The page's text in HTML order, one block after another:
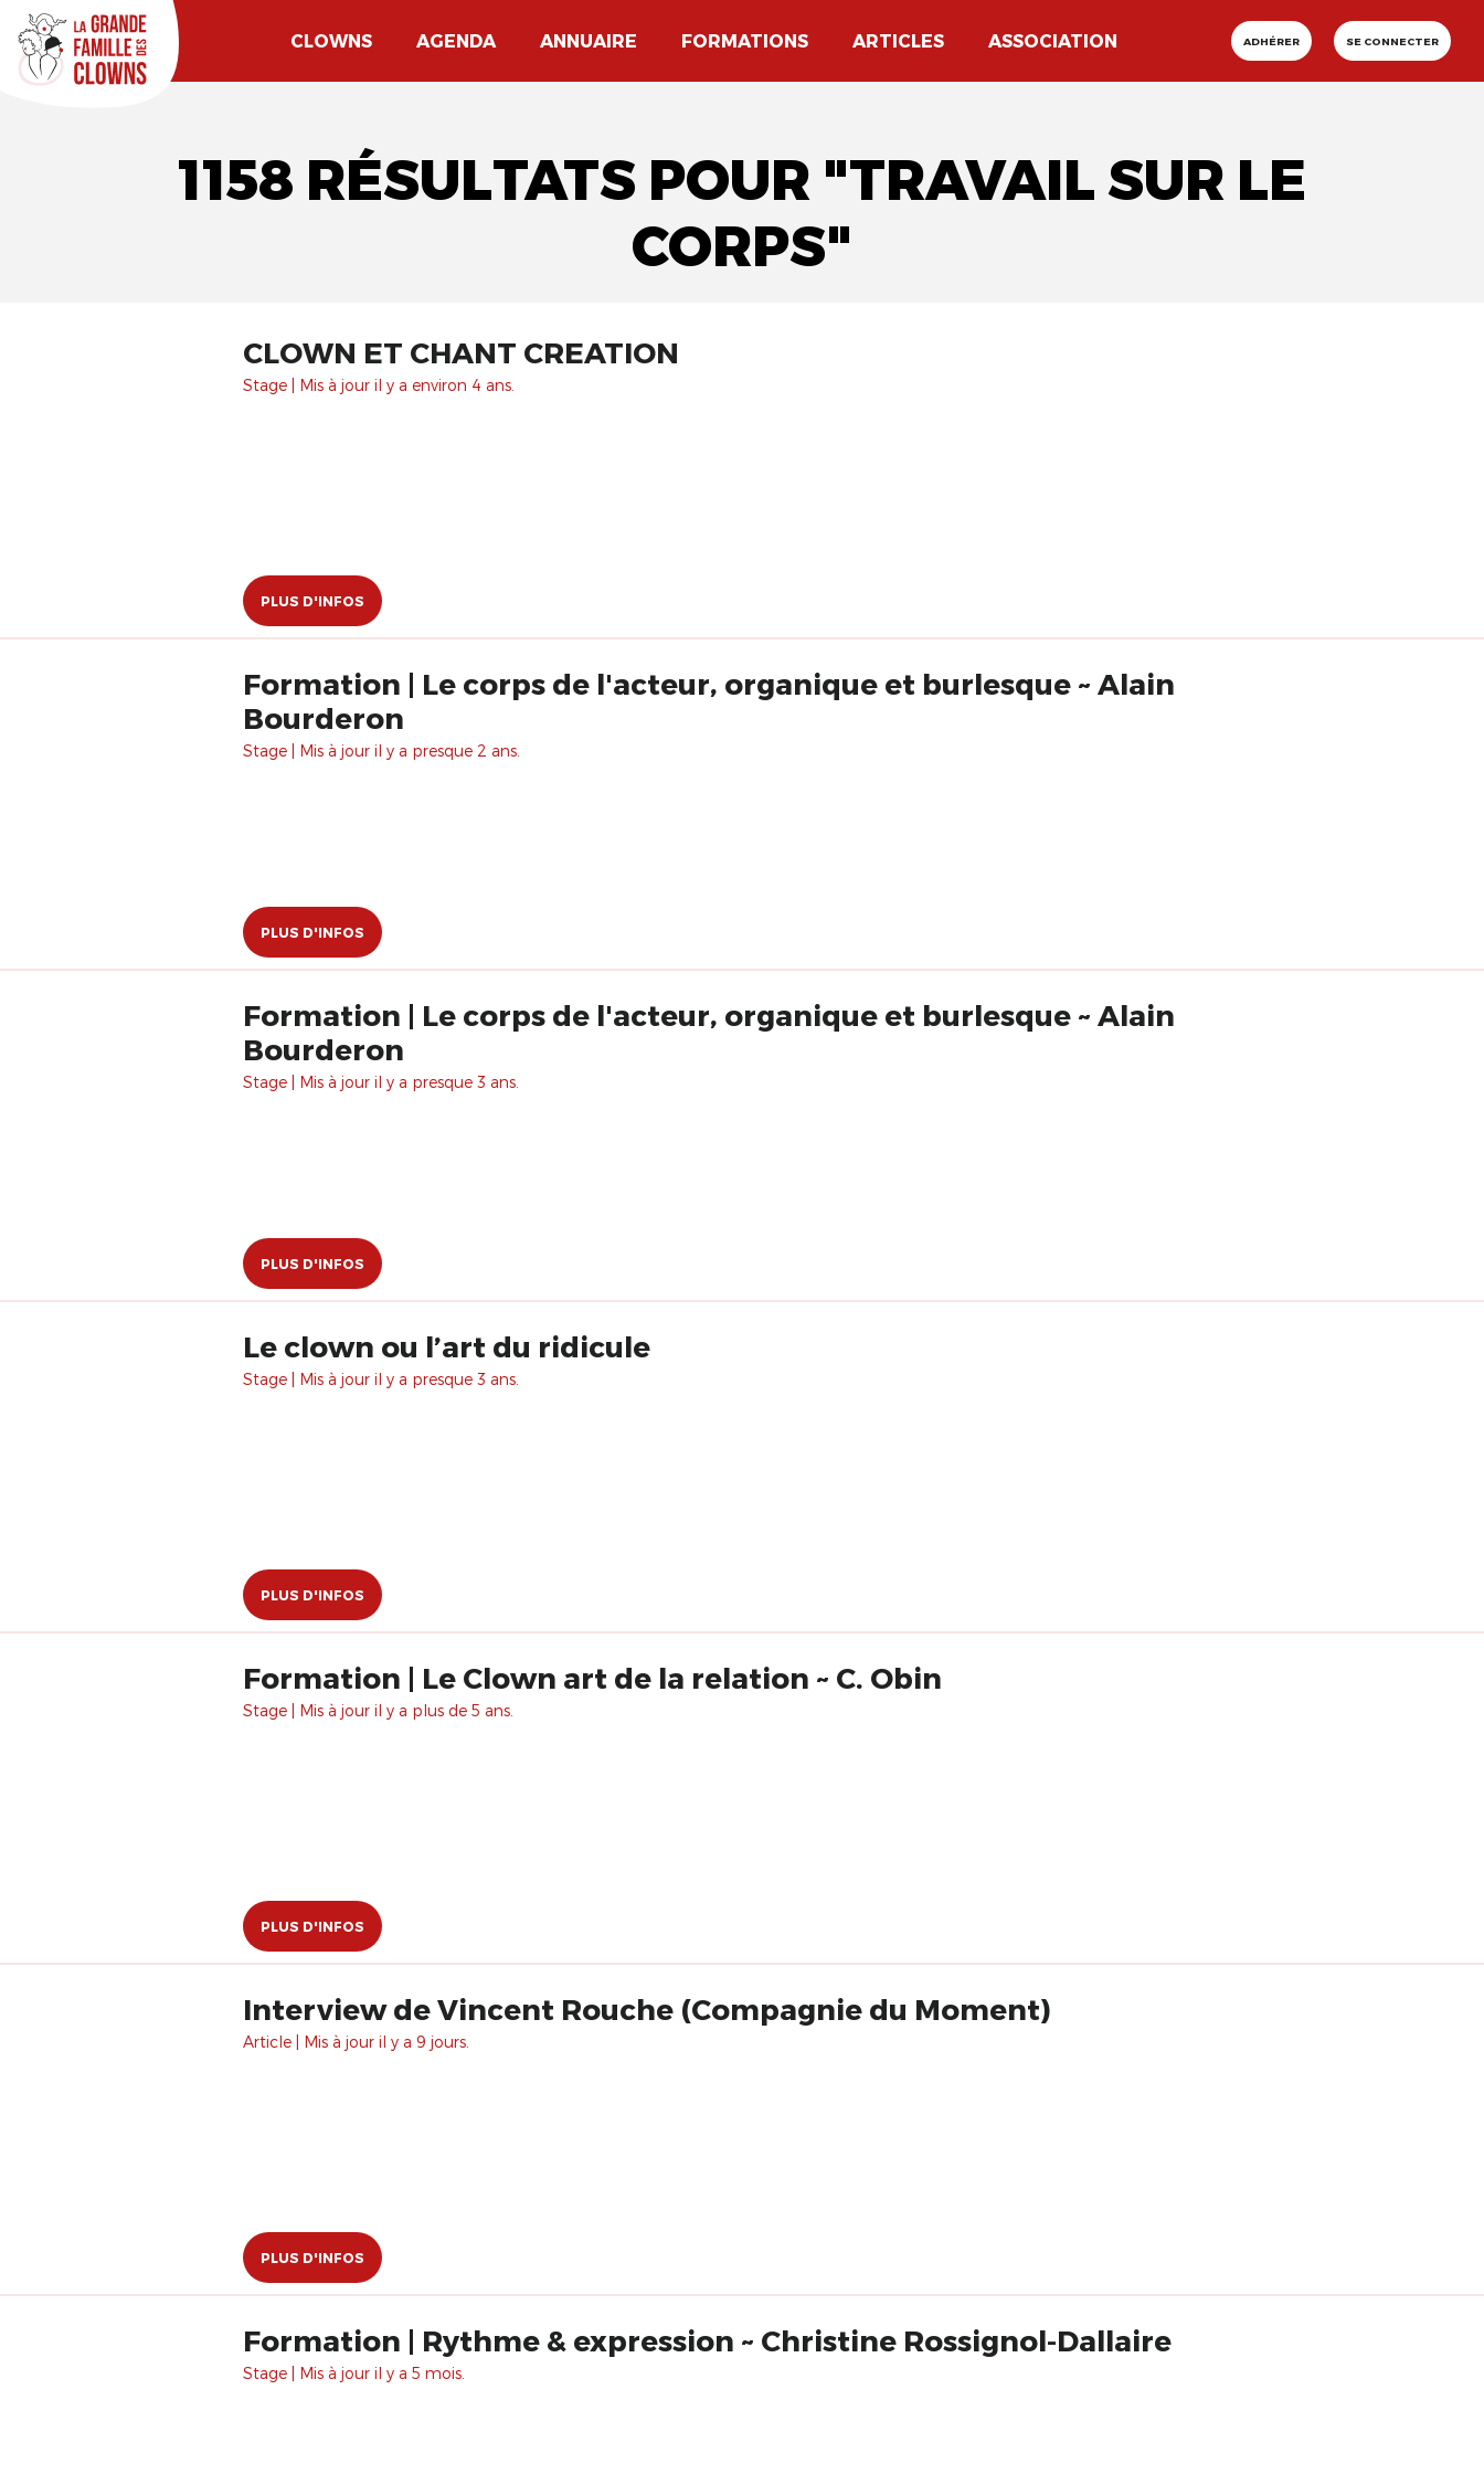
CLOWNS AGENDA ANNUAIRE FORMATIONS ARTICLES ASSOCIATION ADHÉRER SE CONNECTER
1158 RÉSULTATS POUR "TRAVAIL SUR LE
CORPS"
CLOWN ET CHANT CREATION
Stage | Mis à jour il y a environ 4 ans.
PLUS D'INFOS
Formation | Le corps de l'acteur, organique et burlesque ~ Alain
Bourderon
Stage | Mis à jour il y a presque 2 ans.
PLUS D'INFOS
Formation | Le corps de l'acteur, organique et burlesque ~ Alain
Bourderon
Stage | Mis à jour il y a presque 3 ans.
PLUS D'INFOS
Le clown ou l’art du ridicule
Stage | Mis à jour il y a presque 3 ans.
PLUS D'INFOS
Formation | Le Clown art de la relation ~ C. Obin
Stage | Mis à jour il y a plus de 5 ans.
PLUS D'INFOS
Interview de Vincent Rouche (Compagnie du Moment)
Article | Mis à jour il y a 9 jours.
PLUS D'INFOS
Formation | Rythme & expression ~ Christine Rossignol-Dallaire
Stage | Mis à jour il y a 5 mois.